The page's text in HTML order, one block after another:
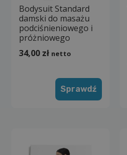
Bodysuit Standard
damski do masażu
podciśnieniowego i
próżniowego
34,00 zł netto
Sprawdź